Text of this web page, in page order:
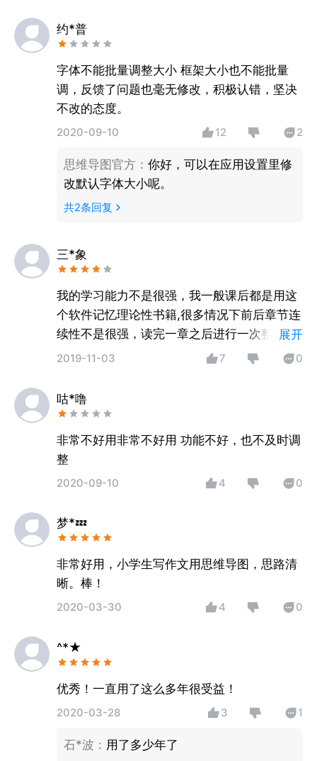
一是备忘，二是系统的给自己造一个计划，从
小到大实现目标。这个软件非常的实用，而且
约*普
字体不能批量调整大小 框架大小也不能批量
调，反馈了问题也毫无修改，积极认错，坚决
不改的态度。
2020-09-10 12 2
思维导图官方： 你好，可以在应用设置里修
改默认字体大小呢。
共2条回复
三*象
我的学习能力不是很强，我一般课后都是用这
个软件记忆理论性书籍,很多情况下前后章节连
续性不是很强，读完一章之后进行一次整理。
如果是整体性较强的书籍，那就可以整本系统
后的记忆，只要拿出思维导图，整个关系从大
到小可以系统记忆。
展开
2019-11-03 7 0
咕*噜
非常不好用非常不好用 功能不好，也不及时调
整
2020-09-10 4 0
梦*💤
非常好用，小学生写作文用思维导图，思路清
晰。棒！
2020-03-30 4 0
^*★
优秀！一直用了这么多年很受益！
2020-03-28 3 1
石*波 ： 用了多少年了